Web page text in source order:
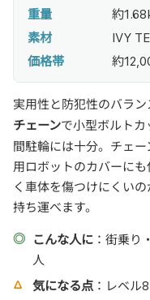
重量
約
素材
IVY
価格帯
約
実用性と防犯性のバラン
チェーンで小型ボルト
間駐輪には十分。チェー
用ロボットのカバーに
く車体を傷つけにくい
持ち運べます。
こんな人に ：街乗り
人
気になる点 ：レベル